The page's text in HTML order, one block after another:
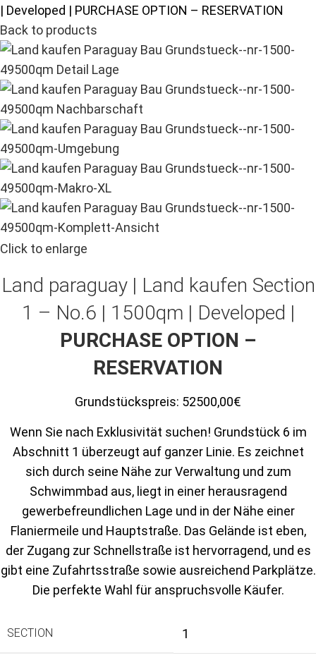
| Developed | PURCHASE OPTION – RESERVATION
Back to products
Click to enlarge
Land paraguay | Land kaufen Section
1 – No.6 | 1500qm | Developed |
PURCHASE OPTION –
RESERVATION
Grundstückspreis: 52500,00€
Wenn Sie nach Exklusivität suchen! Grundstück 6 im
Abschnitt 1 überzeugt auf ganzer Linie. Es zeichnet
sich durch seine Nähe zur Verwaltung und zum
Schwimmbad aus, liegt in einer herausragend
gewerbefreundlichen Lage und in der Nähe einer
Flaniermeile und Hauptstraße. Das Gelände ist eben,
der Zugang zur Schnellstraße ist hervorragend, und es
gibt eine Zufahrtsstraße sowie ausreichend Parkplätze.
Die perfekte Wahl für anspruchsvolle Käufer.
SECTION 1